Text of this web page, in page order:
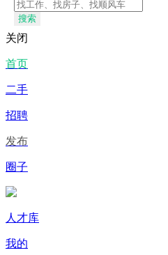
搜索
关闭
首页
二手
招聘
发布
圈子
人才库
我的